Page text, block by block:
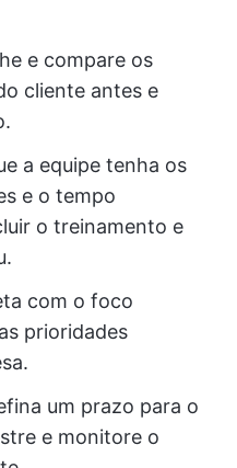
e compare os
cliente antes e
a equipe tenha os
e o tempo
o treinamento e
com o foco
prioridades
um prazo para o
e monitore o